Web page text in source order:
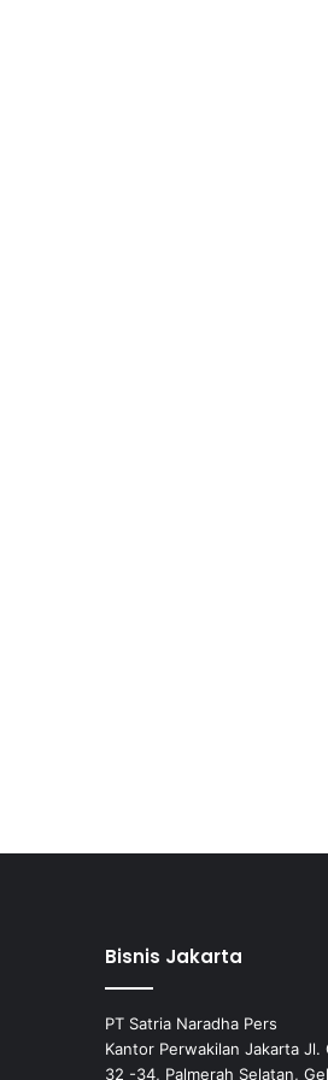
Bisnis Jakarta
PT Satria Naradha Pers
Kantor Perwakilan Jakarta Jl.
32 -34, Palmerah Selatan,